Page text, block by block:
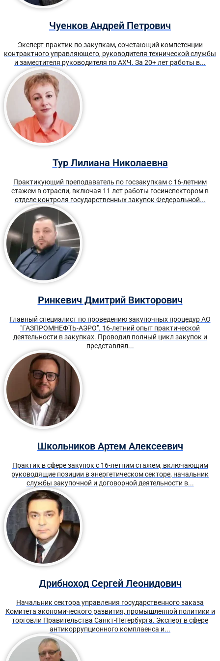
Чуенков Андрей Петрович
Эксперт-практик по закупкам, сочетающий компетенции
контрактного управляющего, руководителя технической службы
и заместителя руководителя по АХЧ. За 20+ лет работы в...
Тур Лилиана Николаевна
Практикующий преподаватель по госзакупкам с 16-летним
стажем в отрасли, включая 11 лет работы госинспектором в
отделе контроля государственных закупок Федеральной...
Ринкевич Дмитрий Викторович
Главный специалист по проведению закупочных процедур АО
"ГАЗПРОМНЕФТЬ-АЭРО". 16-летний опыт практической
деятельности в закупках. Проводил полный цикл закупок и
представлял...
Школьников Артем Алексеевич
Практик в сфере закупок с 16-летним стажем, включающим
руководящие позиции в энергетическом секторе, начальник
службы закупочной и договорной деятельности в...
Дрибноход Сергей Леонидович
Начальник сектора управления государственного заказа
Комитета экономического развития, промышленной политики и
торговли Правительства Санкт-Петербурга. Эксперт в сфере
антикоррупционного комплаенса и...